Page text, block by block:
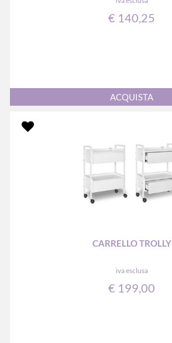
€ 140,25
Quantità
ACQUISTA
CARRELLO TROLLY
iva esclusa
€ 199,00